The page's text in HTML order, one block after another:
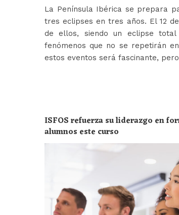
La Península Ibérica se prepara
tres eclipses en tres años. El 12
de ellos, siendo un eclipse
fenómenos que no se repetirán
estos eventos será fascinante,
ISFOS refuerza su liderazgo en
alumnos este curso